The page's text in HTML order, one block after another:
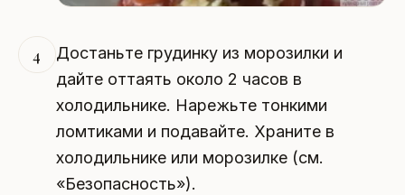
4
Достаньте грудинку из морозилки и
дайте оттаять около 2 часов в
холодильнике. Нарежьте тонкими
ломтиками и подавайте. Храните в
холодильнике или морозилке (см.
«Безопасность»).